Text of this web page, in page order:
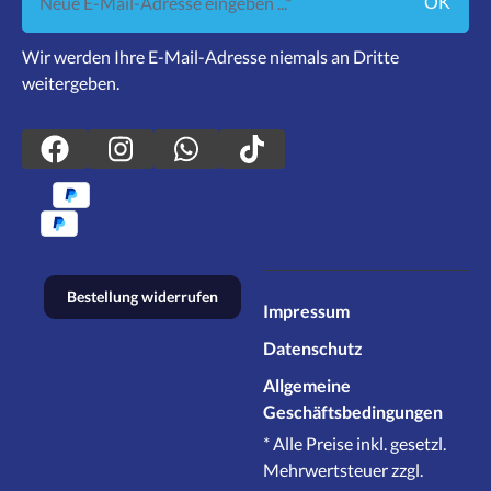
Wir werden Ihre E-Mail-Adresse niemals an Dritte
weitergeben.
Bestellung widerrufen
Impressum
Datenschutz
Allgemeine
Geschäftsbedingungen
* Alle Preise inkl. gesetzl.
Mehrwertsteuer zzgl.